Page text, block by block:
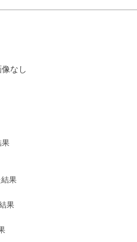
なし
果
果
果